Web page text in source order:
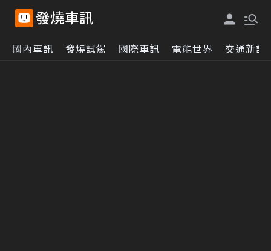
國內車訊 發燒試駕 國際車訊 電能世界 交通新訊